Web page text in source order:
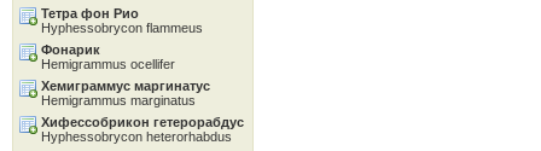
Тетра фон Рио
Hyphessobrycon flammeus
Фонарик
Hemigrammus ocellifer
Хемиграммус маргинатус
Hemigrammus marginatus
Хифессобрикон гетерорабдус
Hyphessobrycon heterorhabdus